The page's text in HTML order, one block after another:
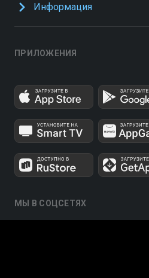
Информация
ПРИЛОЖЕНИЯ
МЫ В СОЦСЕТЯХ